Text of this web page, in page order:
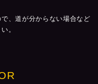
、道が分からない場合など
。